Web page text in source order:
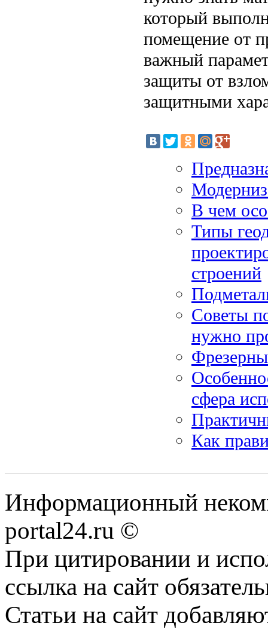
который
помещение от
важный
защиты от
защитными
В чем
Типы
строений
Советы
нужно
сфера
Как
Информационный
portal24.ru ©
При цитировании и
ссылка на сайт
Статьи на сайт